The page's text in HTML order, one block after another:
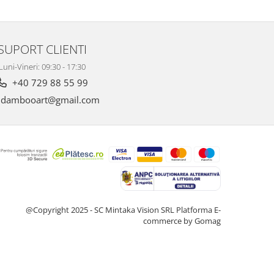
CLIENTI
Vineri: 09:30 - 17:30
+40 729 88 55 99
@Copyright 2025 - SC Mintaka Vision SRL Platforma E-
commerce by Gomag